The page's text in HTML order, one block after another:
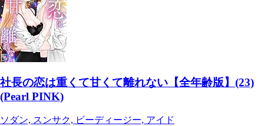
社長の恋は重くて甘くて離れない【全年齢版】(23)
(Pearl PINK)
ソダン, スンサク, ビーディージー, アイド